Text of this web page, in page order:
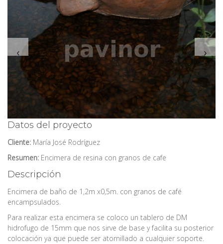
‹ ›
Datos del proyecto
Cliente: María José Rodríguez
Resumen: Encimera de resina con granos de cafe
Descripción
Encimera de baño de 1,2m x0,5m. con granos de café
encampsulados.
Para realizar esta encimera se coloco un tablero de DM
hidrofugo de 15mm que nos sirve de base y facilita su posterior
colocación ya que puede ser atornillado a cualquier soporte.